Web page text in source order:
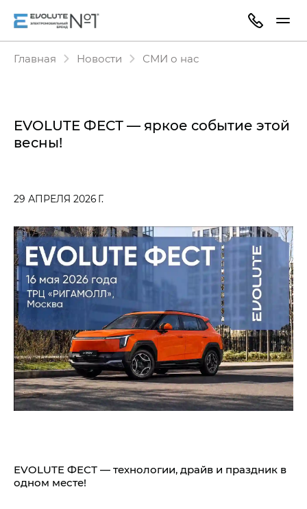
Главная Новости СМИ о нас
EVOLUTE ФЕСТ — яркое событие этой
весны!
29 АПРЕЛЯ 2026 Г.
EVOLUTE ФЕСТ — технологии, драйв и праздник в
одном месте!